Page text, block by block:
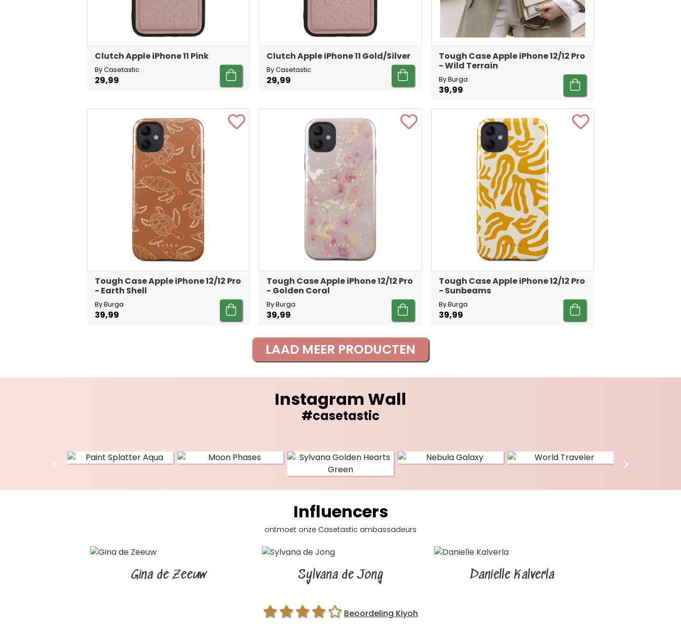
Clutch Apple iPhone 11 Pink
By Casetastic
29,99
Clutch Apple iPhone 11 Gold/Silver
By Casetastic
29,99
Tough Case Apple iPhone 12/12 Pro
- Wild Terrain
By Burga
39,99
Tough Case Apple iPhone 12/12 Pro
- Earth Shell
By Burga
39,99
Tough Case Apple iPhone 12/12 Pro
- Golden Coral
By Burga
39,99
Tough Case Apple iPhone 12/12 Pro
- Sunbeams
By Burga
39,99
LAAD MEER PRODUCTEN
Instagram Wall
#casetastic
Influencers
ontmoet onze Casetastic ambassadeurs
Gina de Zeeuw Sylvana de Jong Danielle Kalverla
Beoordeling Kiyoh